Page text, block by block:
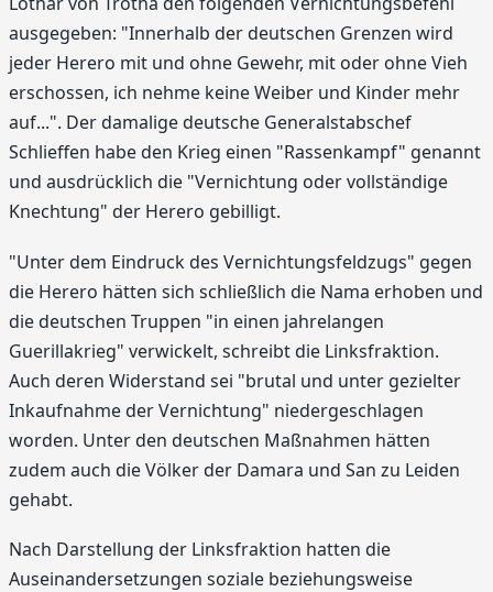
ausgegeben: "Innerhalb der deutschen Grenzen wird
jeder Herero mit und ohne Gewehr, mit oder ohne Vieh
erschossen, ich nehme keine Weiber und Kinder mehr
auf...". Der damalige deutsche Generalstabschef
Schlieffen habe den Krieg einen "Rassenkampf" genannt
und ausdrücklich die "Vernichtung oder vollständige
Knechtung" der Herero gebilligt.
"Unter dem Eindruck des Vernichtungsfeldzugs" gegen
die Herero hätten sich schließlich die Nama erhoben und
die deutschen Truppen "in einen jahrelangen
Guerillakrieg" verwickelt, schreibt die Linksfraktion.
Auch deren Widerstand sei "brutal und unter gezielter
Inkaufnahme der Vernichtung" niedergeschlagen
worden. Unter den deutschen Maßnahmen hätten
zudem auch die Völker der Damara und San zu Leiden
gehabt.
Nach Darstellung der Linksfraktion hatten die
Auseinandersetzungen soziale beziehungsweise